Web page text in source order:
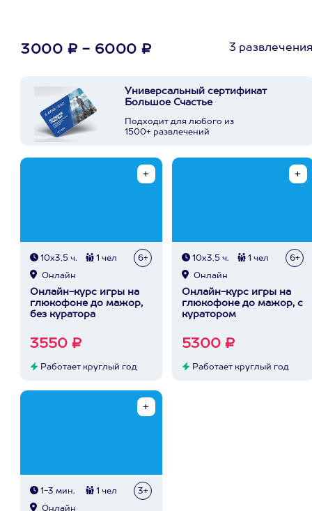
3000 ₽ - 6000 ₽ 3
Универсальный сертификат
Большое Счастье
Подходит для любого из
1500+ развлечений
10х3,5 ч. 1 чел 6+
Онлайн
Онлайн-курс игры на
глюкофоне до мажор,
без куратора
3550 ₽
Работает круглый год
10х3,5 ч. 1 чел 6+
Онлайн
Онлайн-курс игры на
глюкофоне до мажор, с
куратором
5300 ₽
Работает круглый год
1-3 мин. 1 чел 3+
Онлайн